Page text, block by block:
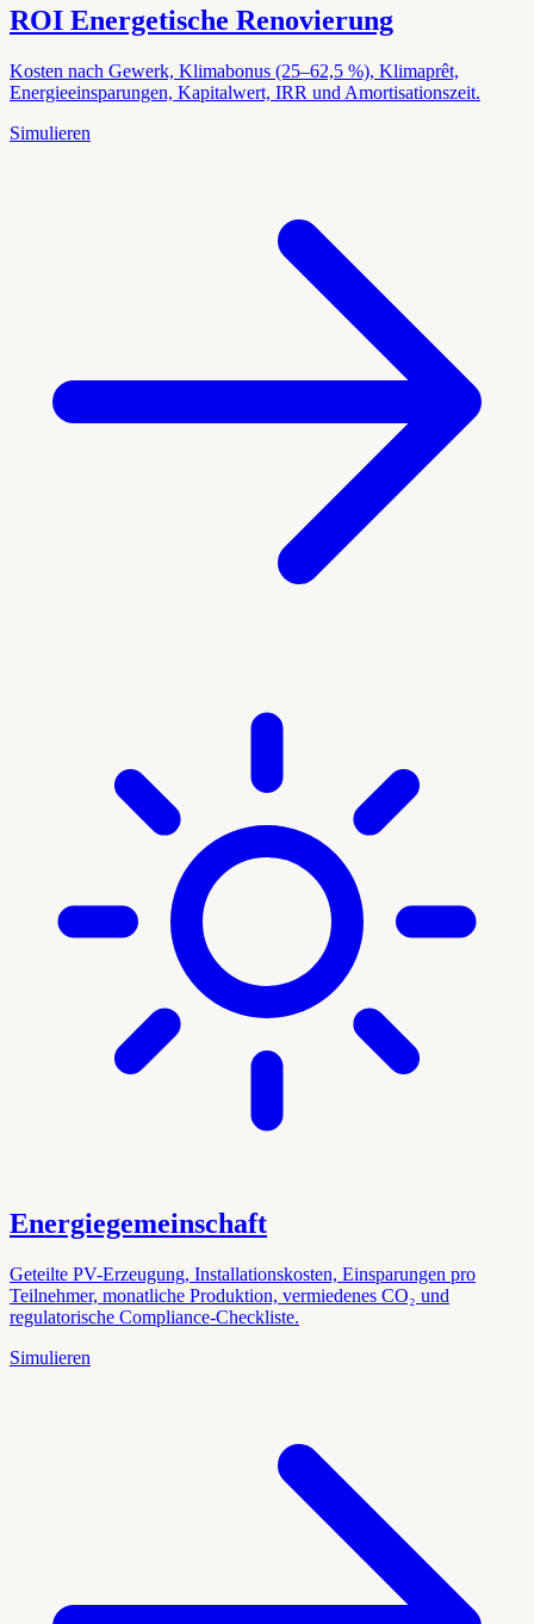
ROI Energetische Renovierung
Kosten nach Gewerk, Klimabonus (25–62,5 %), Klimaprêt,
Energieeinsparungen, Kapitalwert, IRR und Amortisationszeit.
Simulieren
Energiegemeinschaft
Geteilte PV-Erzeugung, Installationskosten, Einsparungen pro
Teilnehmer, monatliche Produktion, vermiedenes CO₂ und
regulatorische Compliance-Checkliste.
Simulieren